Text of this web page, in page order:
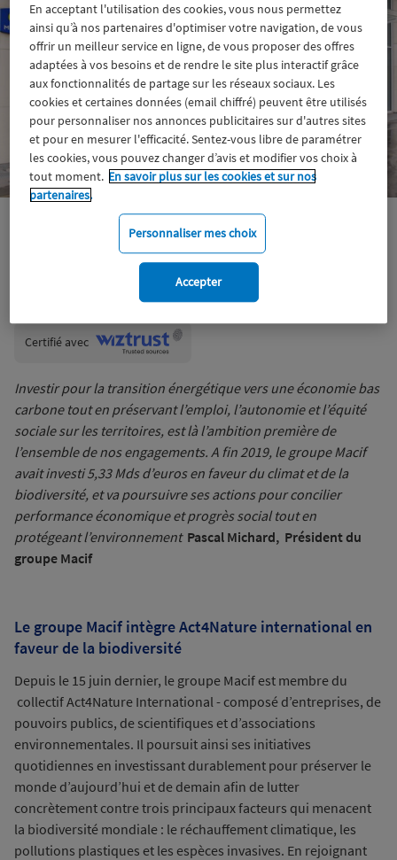
Environnement
Certifié avecWiztrust
trusted
Investir pour la transition énergétique vers une économie bas
carbone tout en préservant l’emploi, l’autonomie et l’équité
sociale sur les territoires, est là l’ambition première de
l’ensemble de nos engagements. A fin 2019, le groupe Macif
avait investi 5,33 Mds d’euros en faveur du climat et de la
biodiversité, et va poursuivre ses actions pour concilier
performance économique et progrès social tout en
protégeant l’environnement Pascal Michard, Président du
groupe Macif
Le groupe Macif intègre Act4Nature international en
faveur de la biodiversité
Depuis le 15 juin dernier, le groupe Macif est membre du
collectif Act4Nature International - composé d’entreprises, de
pouvoirs publics, de scientifiques et d’associations
environnementales. Il poursuit ainsi ses initiatives
quotidiennes en investissant durablement pour préserver le
monde d’aujourd’hui et de demain afin de lutter
concrètement contre trois principaux facteurs qui menacent
la biodiversité mondiale : le réchauffement climatique, les
pollutions plastiques et les espèces invasives. En rejoignant
En acceptant l'utilisation des cookies, vous nous permettez
ainsi qu’à nos partenaires d'optimiser votre navigation, de vous
offrir un meilleur service en ligne, de vous proposer des offres
adaptées à vos besoins et de rendre le site plus interactif grâce
aux fonctionnalités de partage sur les réseaux sociaux. Les
cookies et certaines données (email chiffré) peuvent être utilisés
pour personnaliser nos annonces publicitaires sur d'autres sites
et pour en mesurer l'efficacité. Sentez-vous libre de paramétrer
les cookies, vous pouvez changer d’avis et modifier vos choix à
tout moment. En savoir plus sur les cookies et sur nos
partenaires.
Personnaliser mes choix
Accepter